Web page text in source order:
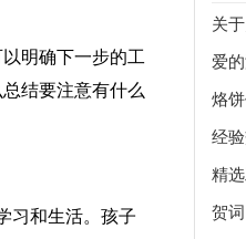
明确下一步的工
结要注意有什么
习和生活。孩子
关
范
爱
烙
经
篇
精
贺词